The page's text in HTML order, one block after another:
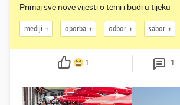
Primaj sve nove vijesti o temi i budi u tijeku
mediji oporba odbor sabor
1 1